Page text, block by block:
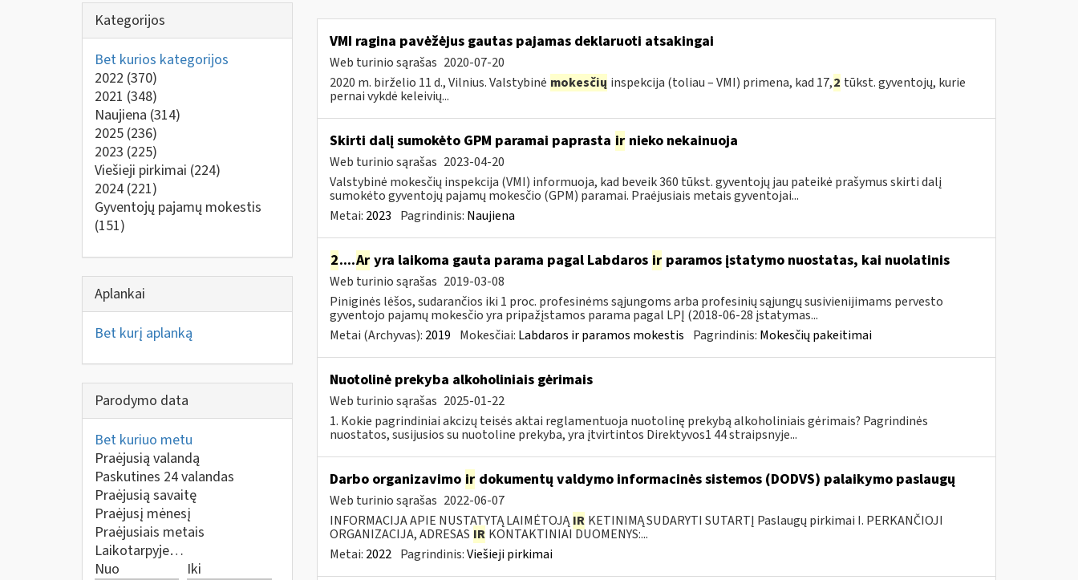
Kategorijos
Bet kurios kategorijos
2022 (370)
2021 (348)
Naujiena (314)
2025 (236)
2023 (225)
Viešieji pirkimai (224)
2024 (221)
Gyventojų pajamų mokestis
(151)
Aplankai
Bet kurį aplanką
Parodymo data
Bet kuriuo metu
Praėjusią valandą
Paskutines 24 valandas
Praėjusią savaitę
Praėjusį mėnesį
Praėjusiais metais
Laikotarpyje…
Nuo
Iki
VMI ragina pavėžėjus gautas pajamas deklaruoti atsakingai
Web turinio sąrašas 2020-07-20
2020 m. birželio 11 d., Vilnius. Valstybinė mokesčių inspekcija (toliau – VMI) primena, kad 17,2 tūkst. gyventojų, kurie
pernai vykdė keleivių...
Skirti dalį sumokėto GPM paramai paprasta irnieko nekainuoja
Web turinio sąrašas 2023-04-20
Valstybinė mokesčių inspekcija (VMI) informuoja, kad beveik 360 tūkst. gyventojų jau pateikė prašymus skirti dalį
sumokėto gyventojų pajamų mokesčio (GPM) paramai. Praėjusiais metais gyventojai...
Metai: 2023 Pagrindinis: Naujiena
2....Aryra laikoma gauta parama pagal Labdaros irparamos įstatymo nuostatas, kai nuolatinis
Web turinio sąrašas 2019-03-08
Piniginės lėšos, sudarančios iki 1 proc. profesinėms sąjungoms arba profesinių sąjungų susivienijimams pervesto
gyventojo pajamų mokesčio yra pripažįstamos parama pagal LPĮ (2018-06-28 įstatymas...
Metai (Archyvas): 2019 Mokesčiai: Labdaros ir paramos mokestis Pagrindinis: Mokesčių pakeitimai
Nuotolinė prekyba alkoholiniais gėrimais
Web turinio sąrašas 2025-01-22
1. Kokie pagrindiniai akcizų teisės aktai reglamentuoja nuotolinę prekybą alkoholiniais gėrimais? Pagrindinės
nuostatos, susijusios su nuotoline prekyba, yra įtvirtintos Direktyvos1 44 straipsnyje...
Darbo organizavimo irdokumentų valdymo informacinės sistemos (DODVS) palaikymo paslaugų
Web turinio sąrašas 2022-06-07
INFORMACIJA APIE NUSTATYTĄ LAIMĖTOJĄIR KETINIMĄ SUDARYTI SUTARTĮ Paslaugų pirkimai I. PERKANČIOJI
ORGANIZACIJA, ADRESAS IR KONTAKTINIAI DUOMENYS:...
Metai: 2022 Pagrindinis:Viešieji pirkimai